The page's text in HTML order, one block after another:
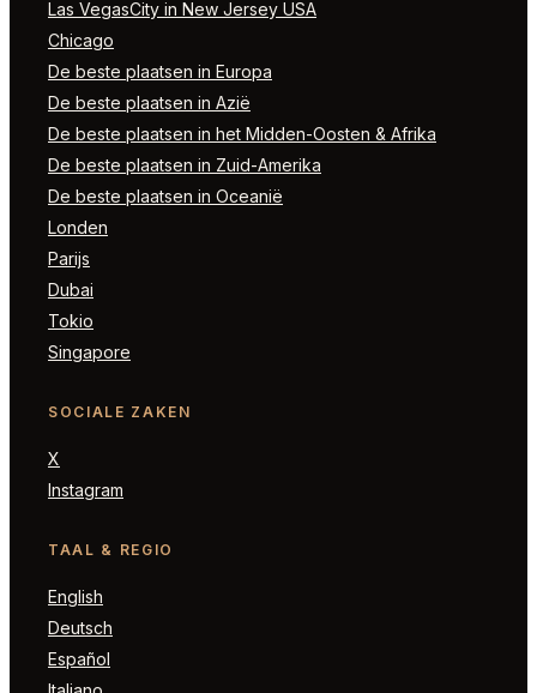
Las VegasCity in New Jersey USA
Chicago
De beste plaatsen in Europa
De beste plaatsen in Azië
De beste plaatsen in het Midden-Oosten & Afrika
De beste plaatsen in Zuid-Amerika
De beste plaatsen in Oceanië
Londen
Parijs
Dubai
Tokio
Singapore
SOCIALE ZAKEN
X
Instagram
TAAL & REGIO
English
Deutsch
Español